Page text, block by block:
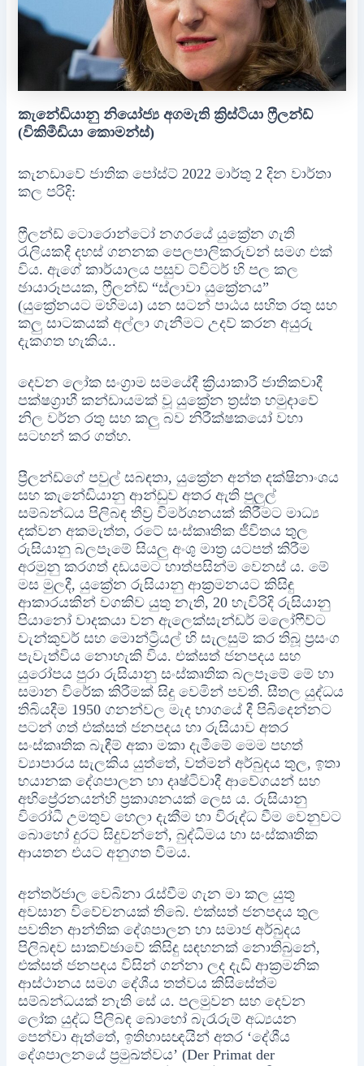
කැනේඩියානු නියෝජ්‍ය අගමැති ක්‍රිස්ටියා ෆ්‍රීලන්ඩ්
(විකිමීඩියා කොමන්ස්)
කැනඩාවේ ජාතික පෝස්ට් 2022 මාර්තු 2 දින වාර්තා
කල පරිදි:
ෆ්‍රීලන්ඩ් ටොරොන්ටෝ නගරයේ යුක්‍රේන ගැති
රැලියකදී දහස් ගනනක පෙලපාලිකරුවන් සමග එක්
විය. ඇගේ කාර්යාලය පසුව ට්විටර් හි පල කල
ඡායාරූපයක, ෆ්‍රීලන්ඩ් “ස්ලාවා යුක්‍රේනය”
(යුක්‍රේනයට මහිමය) යන සටන් පාඨය සහිත රතු සහ
කලු සාටකයක් අල්ලා ගැනීමට උදව් කරන අයුරු
දැකගත හැකිය..
දෙවන ලෝක සංග්‍රාම සමයේදී ක්‍රියාකාරී ජාතිකවාදී
පක්ෂග්‍රාහී කන්ඩායමක් වූ යුක්‍රේන ත්‍රස්ත හමුදාවේ
නිල වර්න රතු සහ කලු බව නිරීක්ෂකයෝ වහා
සටහන් කර ගත්හ.
ප්‍රීලන්ඩ්ගේ පවුල් සබඳතා, යුක්‍රේන අන්ත දක්ෂිනාංශය
සහ කැනේඩියානු ආන්ඩුව අතර ඇති පුලුල්
සම්බන්ධය පිලිබඳ තීව්‍ර විමර්ශනයක් කිරීමට මාධ්‍ය
දක්වන අකමැත්ත, රටේ සංස්කෘතික ජීවිතය තුල
රුසියානු බලපෑමේ සියලු අංශු මාත්‍ර යටපත් කිරීම
අරමුනු කරගත් දඩයමට හාත්පසින්ම වෙනස්‍ ය. මේ
මස මුලදී, යුක්‍රේන රුසියානු ආක්‍රමනයට කිසිඳු
ආකාරයකින් වගකිව යුතු නැති, 20 හැවිරිදි රුසියානු
පියානෝ වාදකයා වන ඇලෙක්සැන්ඩර් මලෝෆීව්ට
වැන්කුවර් සහ මොන්ට්‍රියල් හි සැලසුම් කර තිබූ ප්‍රසංග
පැවැත්විය නොහැකි විය. එක්සත් ජනපදය සහ
යුරෝපය පුරා රුසියානු සංස්කෘතික බලපෑමේ මේ හා
සමාන විරේක කිරීමක් සිදු වෙමින් පවතී. සීතල යුද්ධය
තිබියදීම 1950 ගනන්වල මැද භාගයේ දී පිබිදෙන්නට
පටන් ගත් එක්සත් ජනපදය හා රුසියාව අතර
සංස්කෘතික බැඳීම් අකා මකා දැමීමේ මෙම පහත්
ව්‍යාපාරය සැලකිය යුත්තේ, වත්මන් අර්බුදය තුල, ඉතා
භයානක දේශපාලන හා දෘෂ්ටිවාදී ආවේගයන් සහ
අභිප්‍රේරනයන්හි ප්‍රකාශනයක් ලෙස ය. රුසියානු
විරෝධී උමතුව හෙලා දැකීම හා විරුද්ධ වීම වෙනුවට
බොහෝ දුරට සිදුවන්නේ, බුද්ධිමය හා සංස්කෘතික
ආයතන එයට අනුගත වීමය.
අන්තර්ජාල වෙබිනා රැස්වීම ගැන මා කල යුතු
අවසාන විවේචනයක් තිබේ. එක්සත් ජනපදය තුල
පවතින ආන්තික දේශපාලන හා සමාජ අර්බුදය
පිලිබඳව සාකච්ඡාවේ කිසිදු සඳහනක් නොතිබුනේ,
එක්සත් ජනපදය විසින් ගන්නා ලද දැඩි ආක්‍රමනික
ආස්ථානය සමග දේශීය තත්වය කිසිසේත්ම
සම්බන්ධයක් නැති සේ ය. පලමුවන සහ දෙවන
ලෝක යුද්ධ පිලිබඳ බොහෝ බැරෑරුම් අධ්‍යයන
පෙන්වා ඇත්තේ, ඉතිහාසඥයින් අතර ‘දේශීය
දේශපාලනයේ ප්‍රමුඛත්වය’ (Der Primat der